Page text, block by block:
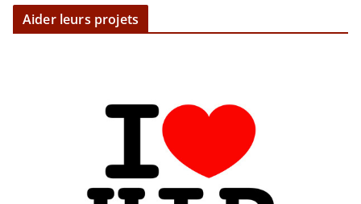
Aider leurs projets